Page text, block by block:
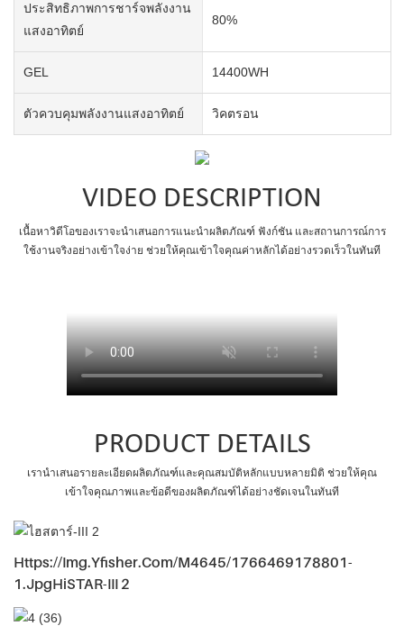
ประสิทธิภาพการชาร์จพลังงาน
แสงอาทิตย์
80%
GEL 14400WH
ตัวควบคุมพลังงานแสงอาทิตย์ วิคตรอน
VIDEO DESCRIPTION
เนื้อหาวิดีโอของเราจะนำเสนอการแนะนำผลิตภัณฑ์ ฟังก์ชัน และสถานการณ์การ
ใช้งานจริงอย่างเข้าใจง่าย ช่วยให้คุณเข้าใจคุณค่าหลักได้อย่างรวดเร็วในทันที
PRODUCT DETAILS
เรานำเสนอรายละเอียดผลิตภัณฑ์และคุณสมบัติหลักแบบหลายมิติ ช่วยให้คุณ
เข้าใจคุณภาพและข้อดีของผลิตภัณฑ์ได้อย่างชัดเจนในทันที
Https://img.yfisher.com/m4645/1766469178801-
1.jpgHiSTAR-III 2